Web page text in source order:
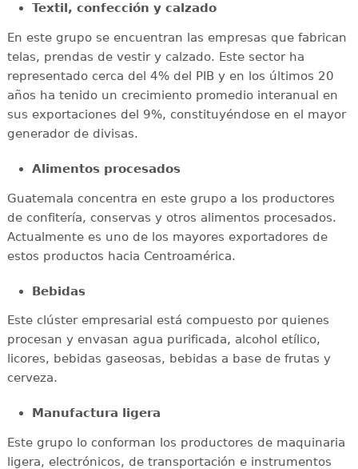
Textil, confección y calzado
En este grupo se encuentran las empresas que fabrican
telas, prendas de vestir y calzado. Este sector ha
representado cerca del 4% del PIB y en los últimos 20
años ha tenido un crecimiento promedio interanual en
sus exportaciones del 9%, constituyéndose en el mayor
generador de divisas.
Alimentos procesados
Guatemala concentra en este grupo a los productores
de confitería, conservas y otros alimentos procesados.
Actualmente es uno de los mayores exportadores de
estos productos hacia Centroamérica.
Bebidas
Este clúster empresarial está compuesto por quienes
procesan y envasan agua purificada, alcohol etílico,
licores, bebidas gaseosas, bebidas a base de frutas y
cerveza.
Manufactura ligera
Este grupo lo conforman los productores de maquinaria
ligera, electrónicos, de transportación e instrumentos